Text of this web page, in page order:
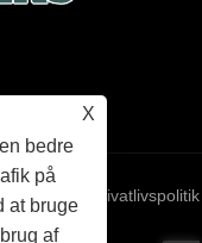
X
bedre
på
at bruge
af
XML Privatlivspolitik